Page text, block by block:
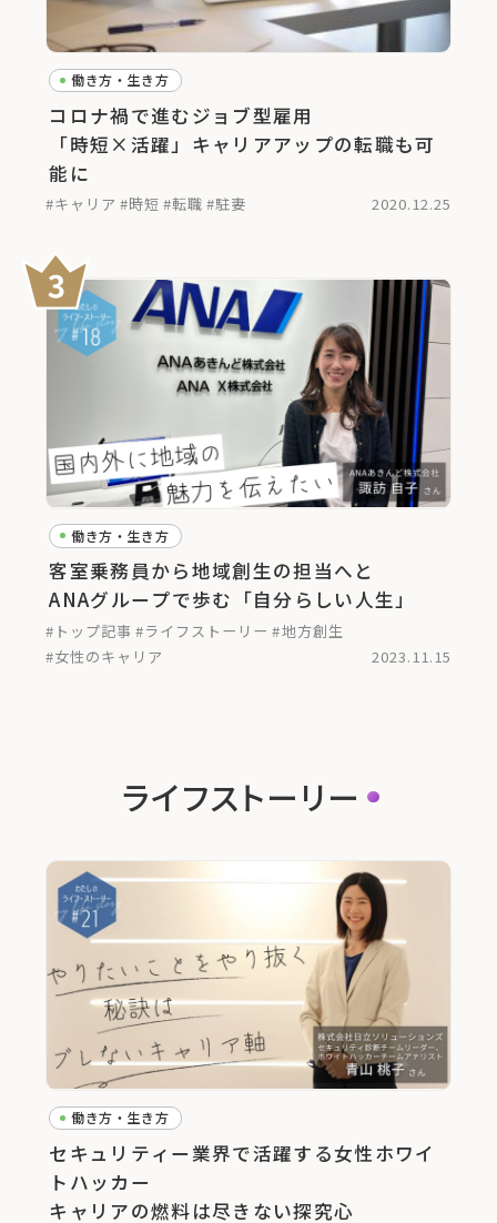
働き方・生き方
コロナ禍で進むジョブ型雇用
「時短×活躍」キャリアアップの転職も可
能に
#キャリア #時短 #転職 #駐妻 2020.12.25
働き方・生き方
客室乗務員から地域創生の担当へと
ANAグループで歩む「自分らしい人生」
#トップ記事 #ライフストーリー #地方創生
#女性のキャリア
2023.11.15
ライフストーリー
働き方・生き方
セキュリティー業界で活躍する女性ホワイ
トハッカー
キャリアの燃料は尽きない探究心